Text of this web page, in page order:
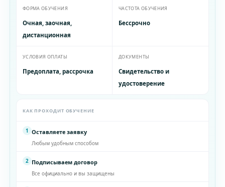
ФОРМА ОБУЧЕНИЯ
Очная, заочная,
дистанционная
ЧАСТОТА ОБУЧЕНИЯ
Бессрочно
УСЛОВИЯ ОПЛАТЫ
Предоплата, рассрочка
ДОКУМЕНТЫ
Свидетельство и
удостоверение
КАК ПРОХОДИТ ОБУЧЕНИЕ
1 Оставляете заявку
Любым удобным способом
2 Подписываем договор
Все официально и вы защищены